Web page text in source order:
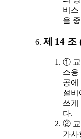
비스
을
제 14 조
① 교
스용
공에
설비
쓰게
다.
② 교
가사